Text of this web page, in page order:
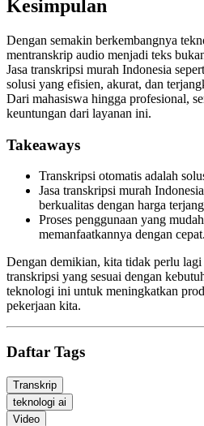
Kesimpulan
Dengan semakin berkembangnya
mentranskrip audio menjadi teks
Jasa transkripsi murah Indonesia
solusi yang efisien, akurat, dan
Dari mahasiswa hingga profesional,
keuntungan dari layanan ini.
Takeaways
Transkripsi otomatis adalah
Jasa transkripsi murah
berkualitas dengan harga
Proses penggunaan yang
memanfaatkannya dengan cepat.
Dengan demikian, kita tidak perlu
transkripsi yang sesuai dengan
teknologi ini untuk meningkatkan
pekerjaan kita.
Daftar Tags
Transkrip
teknologi ai
Video